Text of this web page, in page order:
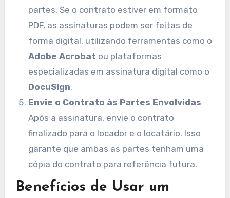
partes. Se o contrato estiver em formato
PDF, as assinaturas podem ser feitas de
forma digital, utilizando ferramentas como o
Adobe Acrobat ou plataformas
especializadas em assinatura digital como o
DocuSign.
Envie o Contrato às Partes Envolvidas
Após a assinatura, envie o contrato
finalizado para o locador e o locatário. Isso
garante que ambas as partes tenham uma
cópia do contrato para referência futura.
Benefícios de Usar um